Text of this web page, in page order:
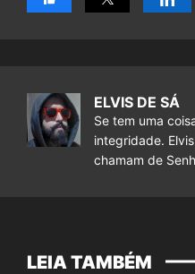
ELVIS DE SÁ
Se tem uma
integridade.
chamam de
LEIA TAMBÉM